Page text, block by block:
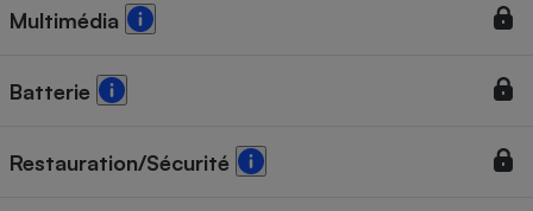
Multimédia
Batterie
Restauration/Sécurité